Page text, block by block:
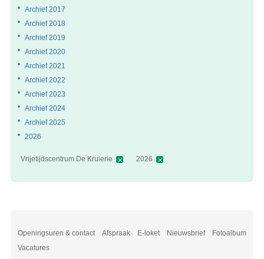
Openingsuren & contact Afspraak E-loket Nieuwsbrief
Fotoalbum
Vacatures
Archief 2017
Archief 2018
Archief 2019
Archief 2020
Archief 2021
Archief 2022
Archief 2023
Archief 2024
Archief 2025
2026
Vrijetijdscentrum De Kruierie 2026